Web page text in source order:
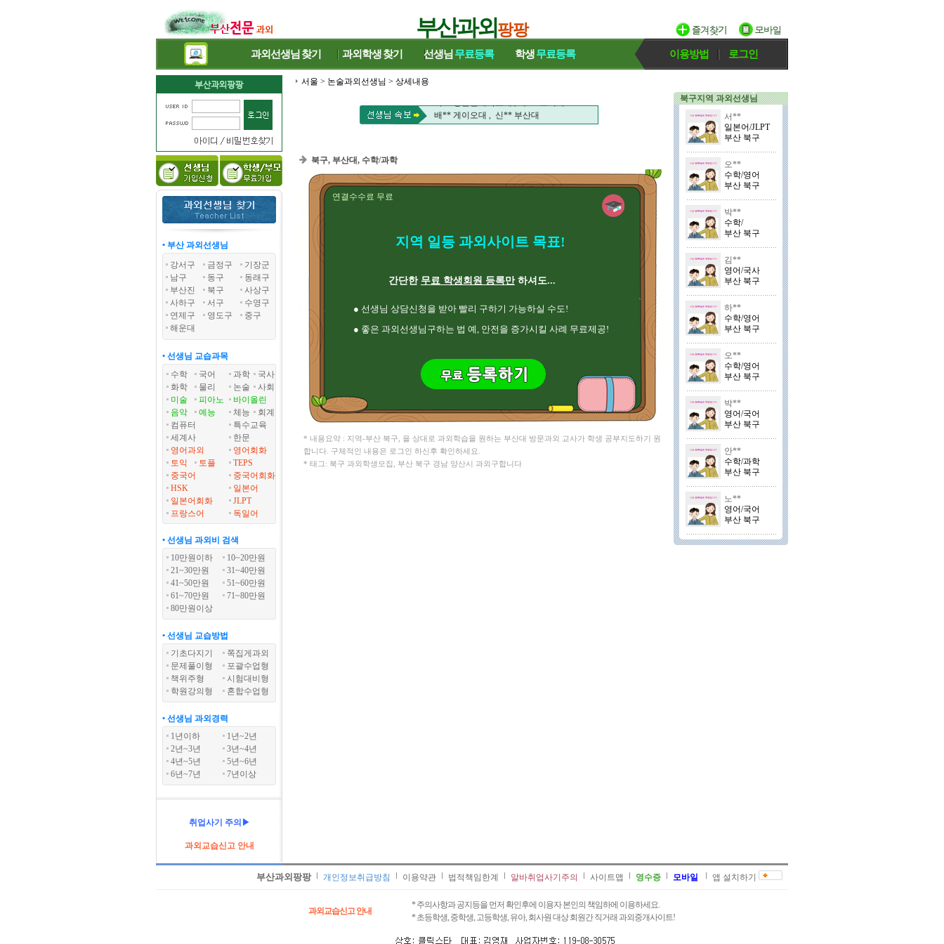
부산과외팡팡
과외선생님 찾기 과외학생찾기 선생님 무료등록 학생무료등록 이용방법 로그인
• 부산 과외선생님
강서구
금정구
기장군
남구
동구
동래구
부산진
북구
사상구
사하구
서구
수영구
연제구
영도구
중구
해운대
• 선생님 교습과목
수학
국어 과학
국사
화학
물리 논술
사회
미술
피아노
바이올린
음악
예능 체능
회계
컴퓨터
특수교육
세계사
한문
영어과외
영어회화
토익
토플
TEPS
중국어
중국어회화
HSK
일본어
일본어회화
JLPT
프랑스어
독일어
• 선생님 과외비 검색
10만원이하
10~20만원
21~30만원
31~40만원
41~50만원
51~60만원
61~70만원
71~80만원
80만원이상
• 선생님 교습방법
기초다지기
쪽집게과외
문제풀이형
포괄수업형
책위주형
시험대비형
학원강의형
혼합수업형
• 선생님 과외경력
1년이하
1년~2년
2년~3년
3년~4년
4년~5년
5년~6년
6년~7년
7년이상
취업사기 주의▶
과외교습신고 안내
서울 > 논술과외선생님 > 상세내용
배** 게이오대 , 신** 부산대
이** 성균관대학교대 , 주** 고려대
북구, 부산대, 수학/과학
연결수수료 무료
지역 일등 과외사이트 목표!
간단한 무료 학생회원 등록만하셔도...
● 선생님 상담신청을 받아 빨리 구하기 가능하실 수도!
● 좋은 과외선생님구하는 법 예, 안전을 증가시킬 사례 무료제공!
* 내용요약 : 지역-부산 북구, 을 상대로 과외학습을 원하는 부산대 방문과외 교사가 학생 공부지도하기 원
합니다. 구체적인 내용은 로그인 하신후 확인하세요.
* 태그: 북구 과외학생모집, 부산 북구 경남 양산시 과외구합니다
북구지역 과외선생님
서**
일본어/JLPT
부산 북구
오**
수학/영어
부산 북구
박**
수학/
부산 북구
김**
영어/국사
부산 북구
하**
수학/영어
부산 북구
오**
수학/영어
부산 북구
박**
영어/국어
부산 북구
안**
수학/과학
부산 북구
노**
영어/국어
부산 북구
부산과외팡팡 개인정보취급방침 이용약관 법적책임한계 알바취업사기주의 사이트맵 영수증 모바일 앱 설치하기
과외교습신고 안내
* 주의사항과 공지등을 먼저 확인후에 이용자 본인의 책임하에 이용하세요.
* 초등학생, 중학생, 고등학생, 유아, 회사원 대상 회원간 직거래 과외중개사이트!